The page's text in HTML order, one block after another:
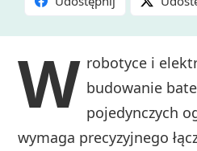
W robotyce i
budowanie
pojedynczych
wymaga precyzyjnego